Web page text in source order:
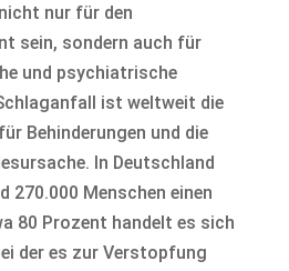
nur für den
sein, sondern auch für
und psychiatrische
ist weltweit die
Behinderungen und die
In Deutschland
270.000 Menschen einen
80 Prozent handelt es sich
der es zur Verstopfung